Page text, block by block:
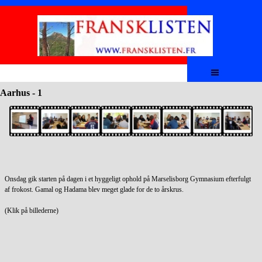
Aller au contenu
Aarhus - 1
Onsdag gik starten på dagen i et hyggeligt ophold på Marselisborg Gymnasium efterfulgt
af frokost. Gamal og Hadama blev meget glade for de to årskrus.
(Klik på billederne)